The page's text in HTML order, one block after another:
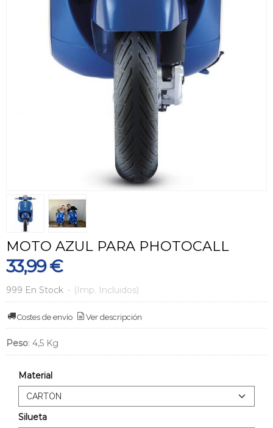
MOTO AZUL PARA PHOTOCALL
33,99 €
999 En Stock - (Imp. Incluidos)
Costes de envío Ver descripción
Peso: 4,5 Kg
Material
Silueta